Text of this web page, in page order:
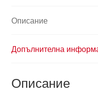
Описание
Допълнителна
Описание